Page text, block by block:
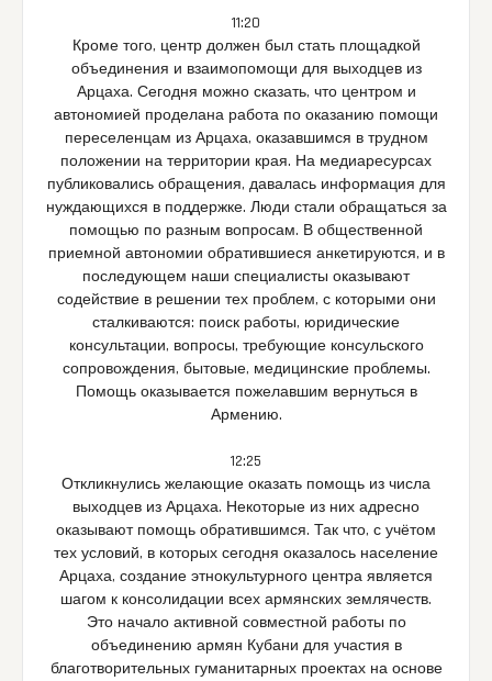
11:20
Кроме того, центр должен был стать площадкой
объединения и взаимопомощи для выходцев из
Арцаха. Сегодня можно сказать, что центром и
автономией проделана работа по оказанию помощи
переселенцам из Арцаха, оказавшимся в трудном
положении на территории края. На медиаресурсах
публиковались обращения, давалась информация для
нуждающихся в поддержке. Люди стали обращаться за
помощью по разным вопросам. В общественной
приемной автономии обратившиеся анкетируются, и в
последующем наши специалисты оказывают
содействие в решении тех проблем, с которыми они
сталкиваются: поиск работы, юридические
консультации, вопросы, требующие консульского
сопровождения, бытовые, медицинские проблемы.
Помощь оказывается пожелавшим вернуться в
Армению.
12:25
Откликнулись желающие оказать помощь из числа
выходцев из Арцаха. Некоторые из них адресно
оказывают помощь обратившимся. Так что, с учётом
тех условий, в которых сегодня оказалось население
Арцаха, создание этнокультурного центра является
шагом к консолидации всех армянских землячеств.
Это начало активной совместной работы по
объединению армян Кубани для участия в
благотворительных гуманитарных проектах на основе